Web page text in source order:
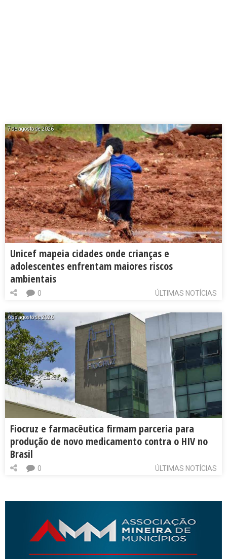
7 de agosto de 2026
Unicef mapeia cidades onde crianças e
adolescentes enfrentam maiores riscos
ambientais
ÚLTIMAS NOTÍCIAS
0
6 de agosto de 2026
Fiocruz e farmacêutica firmam parceria para
produção de novo medicamento contra o HIV no
Brasil
ÚLTIMAS NOTÍCIAS
0